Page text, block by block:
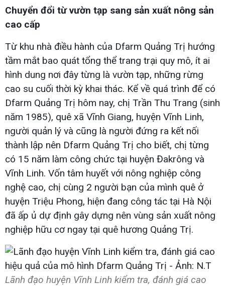
Chuyển đổi từ vườn tạp sang sản xuất nông sản
cao cấp
Từ khu nhà điều hành của Dfarm Quảng Trị hướng
tầm mắt bao quát tổng thể trang trại quy mô, ít ai
hình dung nơi đây từng là vườn tạp, những rừng
cao su cuối thời kỳ khai thác. Kể về quá trình để có
Dfarm Quảng Trị hôm nay, chị Trần Thu Trang (sinh
năm 1985), quê xã Vĩnh Giang, huyện Vĩnh Linh,
người quản lý và cũng là người đứng ra kết nối
thành lập nên Dfarm Quảng Trị cho biết, chị từng
có 15 năm làm công chức tại huyện Đakrông và
Vĩnh Linh. Vốn tâm huyết với nông nghiệp công
nghệ cao, chị cùng 2 người bạn của mình quê ở
huyện Triệu Phong, hiện đang công tác tại Hà Nội
đã ấp ủ dự định gây dựng nên vùng sản xuất nông
nghiệp hữu cơ ngay tại quê hương Quảng Trị.
Lãnh đạo huyện Vĩnh Linh kiểm tra, đánh giá cao